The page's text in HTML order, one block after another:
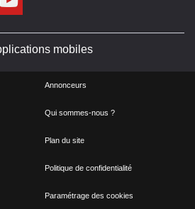
mobiles
Annonceurs
Qui sommes-nous ?
Plan du site
Politique de confidentialité
Paramétrage des cookies